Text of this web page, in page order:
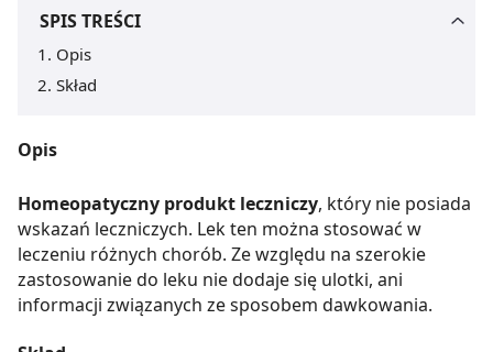
SPIS TREŚCI
Opis
Skład
Opis
Homeopatyczny produkt leczniczy, który nie posiada
wskazań leczniczych. Lek ten można stosować w
leczeniu różnych chorób. Ze względu na szerokie
zastosowanie do leku nie dodaje się ulotki, ani
informacji związanych ze sposobem dawkowania.